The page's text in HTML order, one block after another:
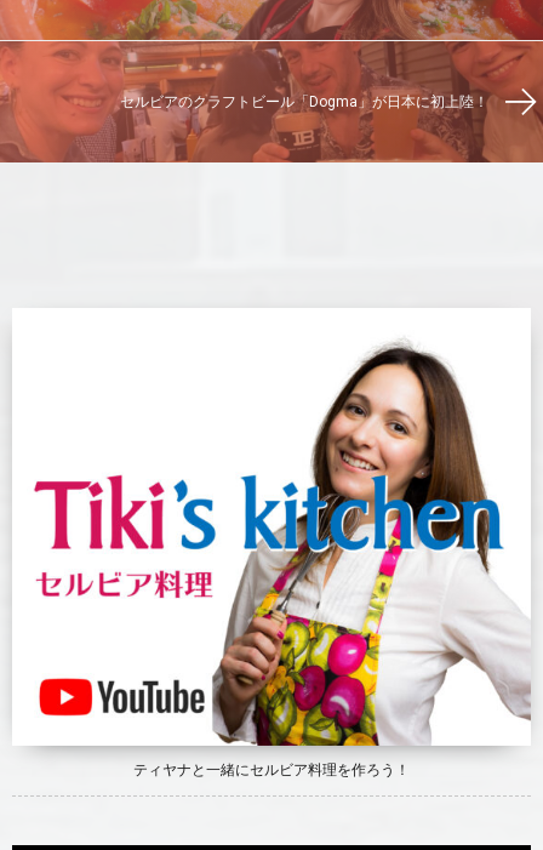
セルビアのクラフトビール「Dogma」が日本に初上陸！
ティヤナと一緒にセルビア料理を作ろう！